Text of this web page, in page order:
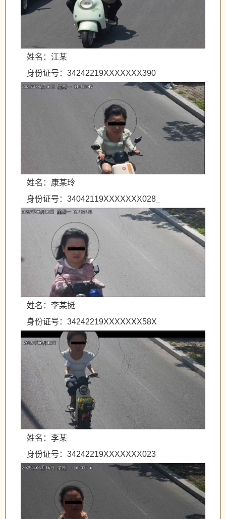
姓名：江某
身份证号：34242219XXXXXXX390
姓名：康某玲
身份证号：34042119XXXXXXX028_
姓名：李某挺
身份证号：34242219XXXXXXX58X
姓名：李某
身份证号：34242219XXXXXXX023